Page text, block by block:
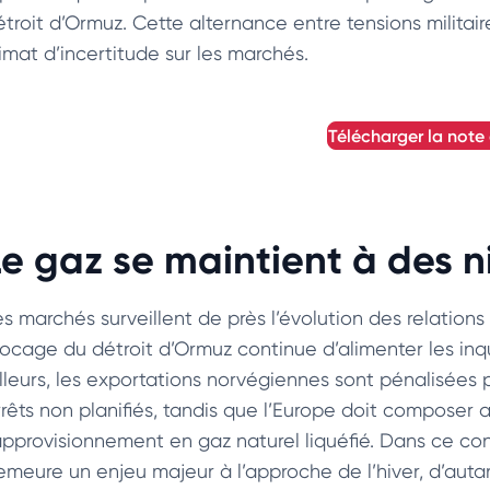
d’Ormuz. Cette alternance entre tensions
d’incertitude sur les marchés.
télécharger la note
gaz se maintient à des
marchés surveillent de près l’évolution des
du détroit d’Ormuz continue d’alimenter les
les exportations norvégiennes sont
non planifiés, tandis que l’Europe doit composer
en gaz naturel liquéfié. Dans ce
un enjeu majeur à l’approche de l’hiver,